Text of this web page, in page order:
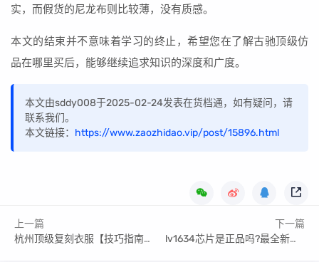
实，而假货的尼龙布则比较薄，没有质感。
本文的结束并不意味着学习的终止，希望您在了解古驰顶级仿
品在哪里买后，能够继续追求知识的深度和广度。
本文由sddy008于2025-02-24发表在货档通，如有疑问，请
联系我们。
本文链接： https://www.zaozhidao.vip/post/15896.html
上一篇
杭州顶级复刻衣服【技巧指南篇】
下一篇
lv1634芯片是正品吗?最全新对比图来了